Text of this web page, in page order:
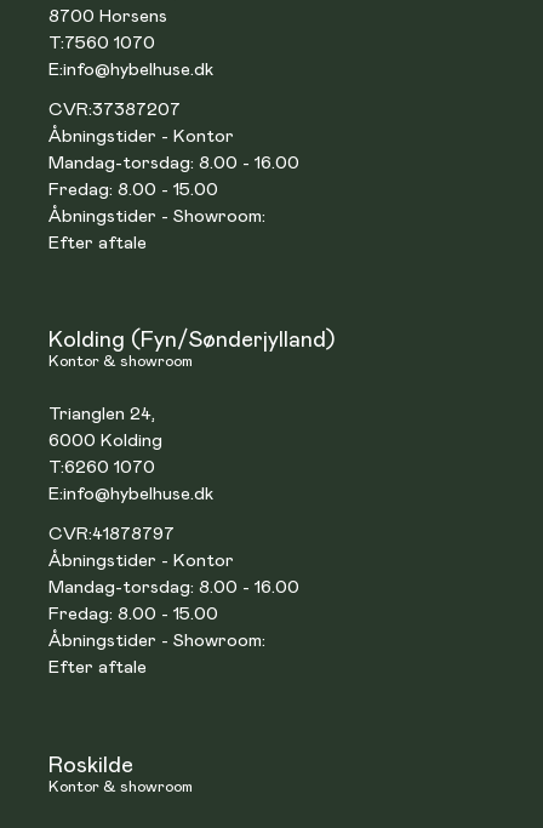
8700 Horsens
T:7560 1070
E:info@hybelhuse.dk
CVR:37387207
Åbningstider - Kontor
Mandag-torsdag: 8.00 - 16.00
Fredag: 8.00 - 15.00
Åbningstider - Showroom:
Efter aftale
Kolding (Fyn/Sønderjylland)
Kontor & showroom
Trianglen 24,
6000 Kolding
T:6260 1070
E:info@hybelhuse.dk
CVR:41878797
Åbningstider - Kontor
Mandag-torsdag: 8.00 - 16.00
Fredag: 8.00 - 15.00
Åbningstider - Showroom:
Efter aftale
Roskilde
Kontor & showroom